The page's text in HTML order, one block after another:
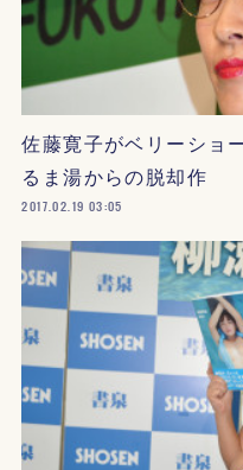
佐藤寛子がベリーショ
るま湯からの脱却作
2017.02.19 03:05